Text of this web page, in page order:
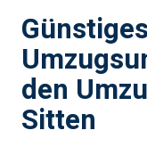
Günstiges
den
Sitten